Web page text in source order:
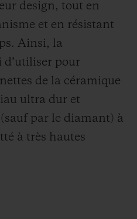
design, tout en
et en résistant
Ainsi, la
pour
de la céramique
ultra dur et
par le diamant) à
à très hautes